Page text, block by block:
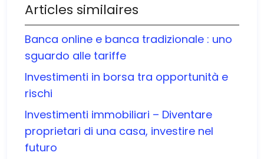
Articles similaires
Banca online e banca tradizionale : uno
sguardo alle tariffe
Investimenti in borsa tra opportunità e
rischi
Investimenti immobiliari – Diventare
proprietari di una casa, investire nel
futuro